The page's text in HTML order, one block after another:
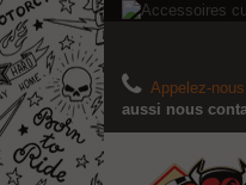
Appelez-
aussi nous